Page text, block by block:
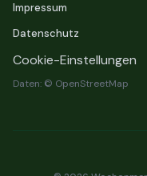
Impressum
Datenschutz
Cookie-Einstellungen
Daten: © OpenStreetMap